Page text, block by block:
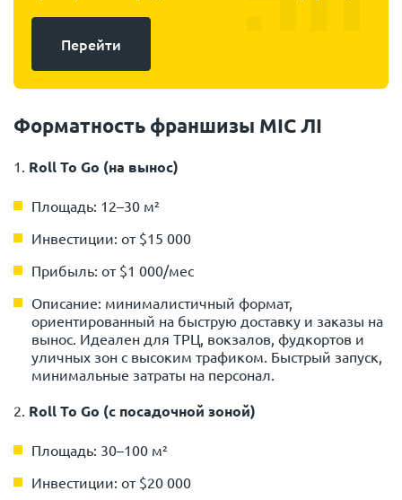
Перейти
Форматность франшизы МІС ЛІ
1. Roll To Go (на вынос)
Площадь: 12–30 м²
Инвестиции: от $15 000
Прибыль: от $1 000/мес
Описание: минималистичный формат,
ориентированный на быструю доставку и заказы на
вынос. Идеален для ТРЦ, вокзалов, фудкортов и
уличных зон с высоким трафиком. Быстрый запуск,
минимальные затраты на персонал.
2. Roll To Go (с посадочной зоной)
Площадь: 30–100 м²
Инвестиции: от $20 000